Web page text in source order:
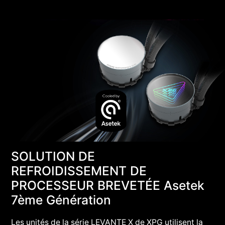
SOLUTION DE
REFROIDISSEMENT DE
PROCESSEUR BREVETÉE Asetek
7ème Génération
Les unités de la série LEVANTE X de XPG utilisent la